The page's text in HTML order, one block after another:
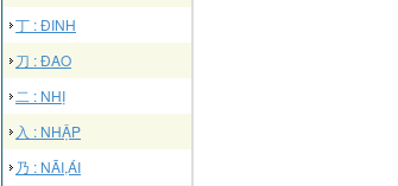
丁 : ĐINH
刀 : ĐAO
二 : NHỊ
入 : NHẬP
乃 : NÃI,ÁI